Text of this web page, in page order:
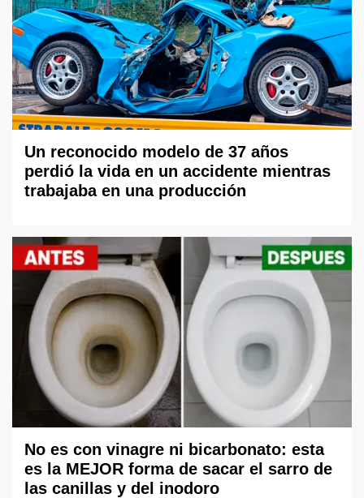
Un reconocido modelo de 37 años
perdió la vida en un accidente mientras
trabajaba en una producción
No es con vinagre ni bicarbonato: esta
es la MEJOR forma de sacar el sarro de
las canillas y del inodoro